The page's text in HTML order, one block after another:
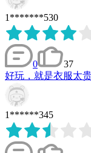
1*******530
0
37
好玩，就是衣服太
1******345